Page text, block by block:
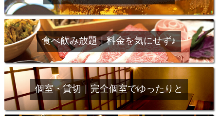
食べ飲み放題｜料金を気にせず♪
個室・貸切｜完全個室でゆったりと